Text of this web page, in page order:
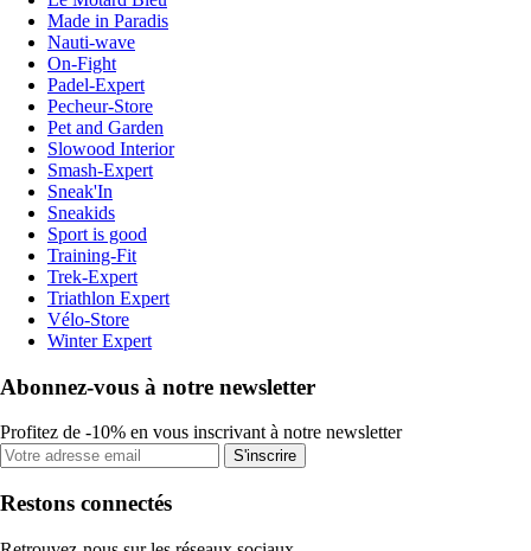
Made in Paradis
Nauti-wave
On-Fight
Padel-Expert
Pecheur-Store
Pet and Garden
Slowood Interior
Smash-Expert
Sneak'In
Sneakids
Sport is good
Training-Fit
Trek-Expert
Triathlon Expert
Vélo-Store
Winter Expert
Abonnez-vous à notre newsletter
Profitez de -10% en vous inscrivant à notre newsletter
S'inscrire
Restons connectés